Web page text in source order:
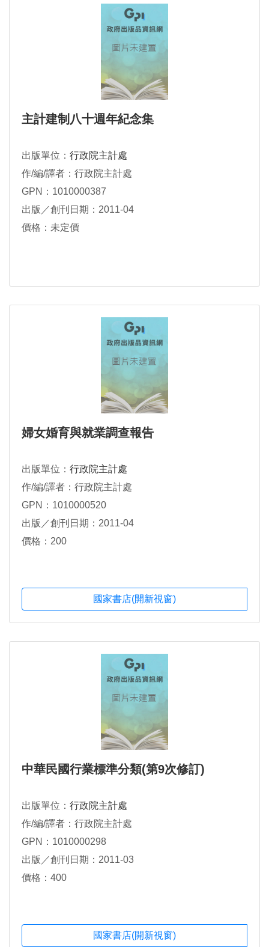
主計建制八十週年紀念集
出版單位： 行政院主計處
作/編/譯者：行政院主計處
GPN：1010000387
出版／創刊日期：2011-04
價格：未定價
婦女婚育與就業調查報告
出版單位： 行政院主計處
作/編/譯者：行政院主計處
GPN：1010000520
出版／創刊日期：2011-04
價格：200
國家書店(開新視窗)
中華民國行業標準分類(第9次修訂)
出版單位： 行政院主計處
作/編/譯者：行政院主計處
GPN：1010000298
出版／創刊日期：2011-03
價格：400
國家書店(開新視窗)